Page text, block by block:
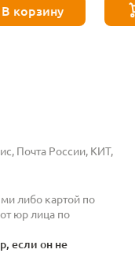
В корзину
Почта России, КИТ,
либо картой по
юр лица по
если он не